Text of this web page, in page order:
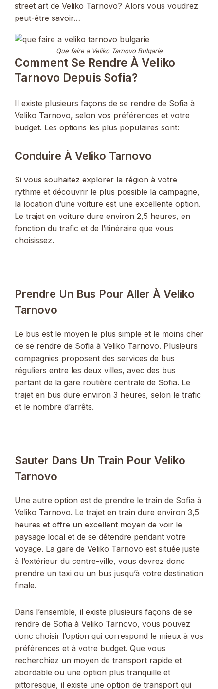
street art de Veliko Tarnovo? Alors vous voudrez
peut-être savoir…
Que faire a Veliko Tarnovo Bulgarie
Comment Se Rendre À Veliko
Tarnovo Depuis Sofia?
Il existe plusieurs façons de se rendre de Sofia à
Veliko Tarnovo, selon vos préférences et votre
budget. Les options les plus populaires sont:
Conduire À Veliko Tarnovo
Si vous souhaitez explorer la région à votre
rythme et découvrir le plus possible la campagne,
la location d’une voiture est une excellente option.
Le trajet en voiture dure environ 2,5 heures, en
fonction du trafic et de l’itinéraire que vous
choisissez.
Prendre Un Bus Pour Aller À Veliko
Tarnovo
Le bus est le moyen le plus simple et le moins cher
de se rendre de Sofia à Veliko Tarnovo. Plusieurs
compagnies proposent des services de bus
réguliers entre les deux villes, avec des bus
partant de la gare routière centrale de Sofia. Le
trajet en bus dure environ 3 heures, selon le trafic
et le nombre d’arrêts.
Sauter Dans Un Train Pour Veliko
Tarnovo
Une autre option est de prendre le train de Sofia à
Veliko Tarnovo. Le trajet en train dure environ 3,5
heures et offre un excellent moyen de voir le
paysage local et de se détendre pendant votre
voyage. La gare de Veliko Tarnovo est située juste
à l’extérieur du centre-ville, vous devrez donc
prendre un taxi ou un bus jusqu’à votre destination
finale.
Dans l’ensemble, il existe plusieurs façons de se
rendre de Sofia à Veliko Tarnovo, vous pouvez
donc choisir l’option qui correspond le mieux à vos
préférences et à votre budget. Que vous
recherchiez un moyen de transport rapide et
abordable ou une option plus tranquille et
pittoresque, il existe une option de transport qui